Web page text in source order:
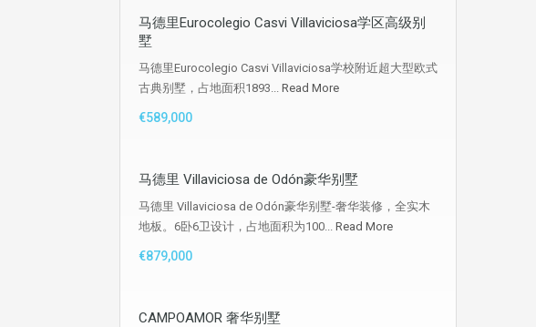
马德里Eurocolegio Casvi Villaviciosa学区高级别
墅
马德里Eurocolegio Casvi Villaviciosa学校附近超大型欧式
古典别墅，占地面积1893... Read More
€589,000
马德里 Villaviciosa de Odón豪华别墅
马德里 Villaviciosa de Odón豪华别墅-奢华装修，全实木
地板。6卧6卫设计，占地面积为100... Read More
€879,000
CAMPOAMOR 奢华别墅